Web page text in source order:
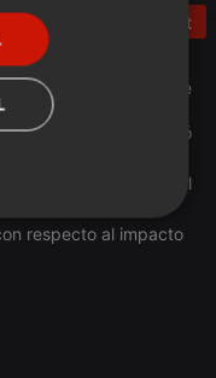
Post
de Medio Ambiente
de Jujuy, habló
Xibi Xibi del
el Estado Provincial
autoridades
respecto al impacto